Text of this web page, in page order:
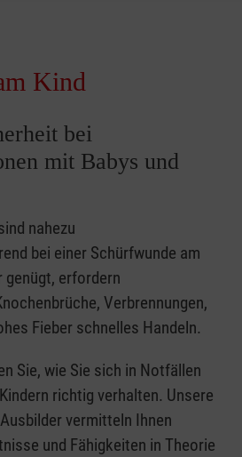
Kind
bei
mit Babys und
nahezu
bei einer Schürfwunde am
erfordern
Verbrennungen,
Fieber schnelles Handeln.
Sie, wie Sie sich in Notfällen
richtig verhalten. Unsere
vermitteln Ihnen
und Fähigkeiten in Theorie